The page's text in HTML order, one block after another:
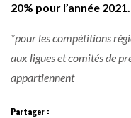
20% pour l’année 2021.
*pour les compétitions
aux ligues et comités de
appartiennent
Partager :